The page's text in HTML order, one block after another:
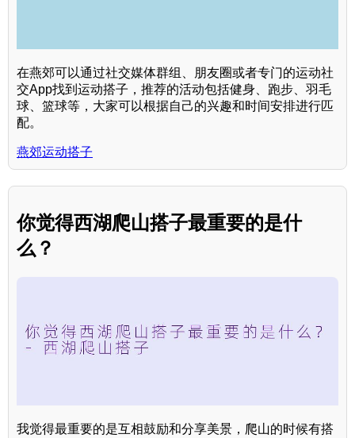
在燕郊可以通过社交媒体群组、朋友圈或者专门的运动社
交App找到运动搭子，推荐的活动包括健身、跑步、羽毛
球、篮球等，大家可以根据自己的兴趣和时间安排进行匹
配。
燕郊运动搭子
你觉得西湖爬山搭子最重要的是什
么？
我觉得最重要的是互相鼓励和分享美景，爬山的时候有搭